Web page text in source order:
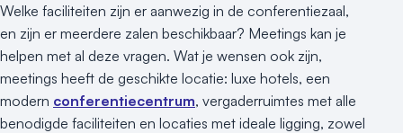
Welke faciliteiten zijn er aanwezig in de conferentiezaal,
en zijn er meerdere zalen beschikbaar? Meetings kan je
helpen met al deze vragen. Wat je wensen ook zijn,
meetings heeft de geschikte locatie: luxe hotels, een
modern conferentiecentrum, vergaderruimtes met alle
benodigde faciliteiten en locaties met ideale ligging, zowel